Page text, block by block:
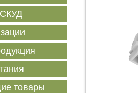
товары